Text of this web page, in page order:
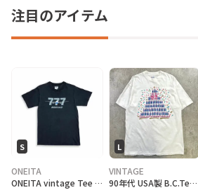
注目のアイテム
S
ONEITA
ONEITA vintage Tee シングルステッチ Tシャツ BOEING ボーイング
L
VINTAGE
90年代 USA製 B.C.Tee celebrate アートプリントTシャツ メンズL相当 古着 90s VINTAGE ヴィンテージ カナダ BC州 100周年記念 シングルステッチ 白色